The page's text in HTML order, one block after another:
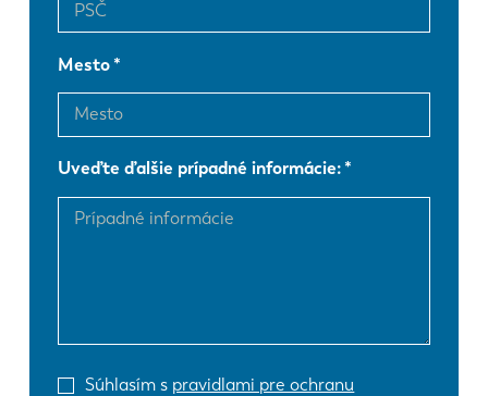
Mesto
Uveďte ďalšie prípadné informácie:
Súhlasím s pravidlami pre ochranu
PL